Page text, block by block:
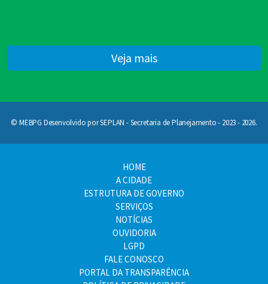
Veja mais
© MEBPG Desenvolvido por SEPLAN - Secretaria de Planejamento - 2023 - 2026.
HOME
A CIDADE
ESTRUTURA DE GOVERNO
SERVIÇOS
NOTÍCIAS
OUVIDORIA
LGPD
FALE CONOSCO
PORTAL DA TRANSPARÊNCIA